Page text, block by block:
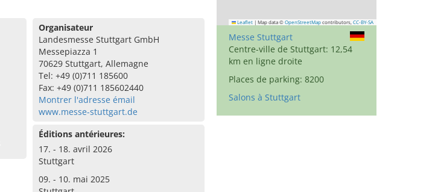
Organisateur
Landesmesse Stuttgart GmbH
Messepiazza 1
70629 Stuttgart, Allemagne
Tel: +49 (0)711 185600
Fax: +49 (0)711 185602440
Montrer l'adresse émail
www.messe-stuttgart.de
Éditions antérieures:
17. - 18. avril 2026
Stuttgart
09. - 10. mai 2025
Leaflet | Map data © OpenStreetMap contributors, CC-BY-SA
Messe Stuttgart
Centre-ville de Stuttgart: 12,54
km en ligne droite
Places de parking: 8200
Salons à Stuttgart